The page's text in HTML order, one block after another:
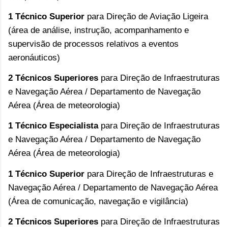
1 Técnico Superior para Direção de Aviação Ligeira
(área de análise, instrução, acompanhamento e
supervisão de processos relativos a eventos
aeronáuticos)
2 Técnicos Superiores para Direção de Infraestruturas
e Navegação Aérea / Departamento de Navegação
Aérea (Área de meteorologia)
1 Técnico Especialista para Direção de Infraestruturas
e Navegação Aérea / Departamento de Navegação
Aérea (Área de meteorologia)
1 Técnico Superior para Direção de Infraestruturas e
Navegação Aérea / Departamento de Navegação Aérea
(Área de comunicação, navegação e vigilância)
2 Técnicos Superiores para Direção de Infraestruturas